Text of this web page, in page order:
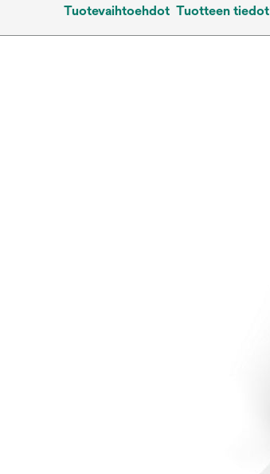
Tuotevaihtoehdot Tuotteen tiedot